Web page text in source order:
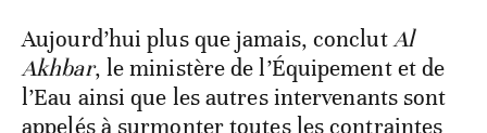
Aujourd’hui plus que jamais, conclutAl
Akhbar, le ministère de l’Équipement et de
l’Eau ainsi que les autres intervenants sont
appelés à surmonter toutes les contraintes